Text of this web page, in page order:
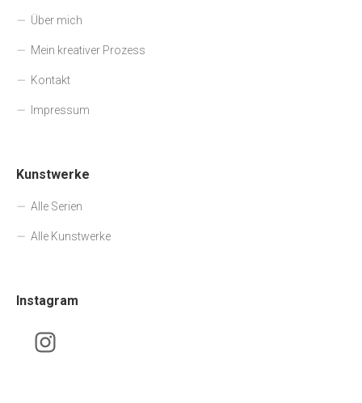
Über mich
Mein kreativer Prozess
Kontakt
Impressum
Kunstwerke
Alle Serien
Alle Kunstwerke
Instagram